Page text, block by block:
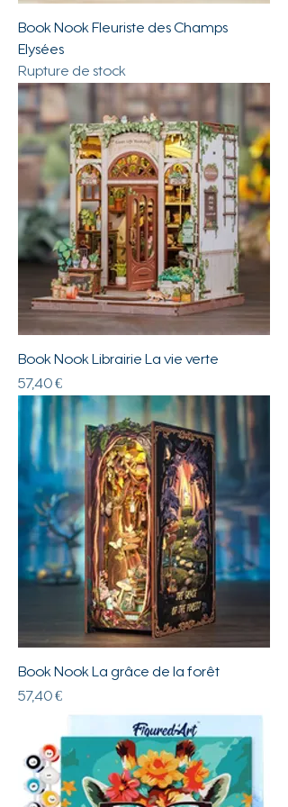
Book Nook Fleuriste des Champs
Elysées
Rupture de stock
Book Nook Librairie La vie verte
Prix
57,40 €
Book Nook La grâce de la forêt
Prix
57,40 €